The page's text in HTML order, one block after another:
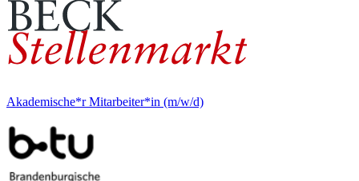
Akademische*r Mitarbeiter*in (m/w/d)